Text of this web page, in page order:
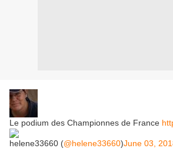
Le podium des Championnes de France
helene33660 (@helene33660)June 03,